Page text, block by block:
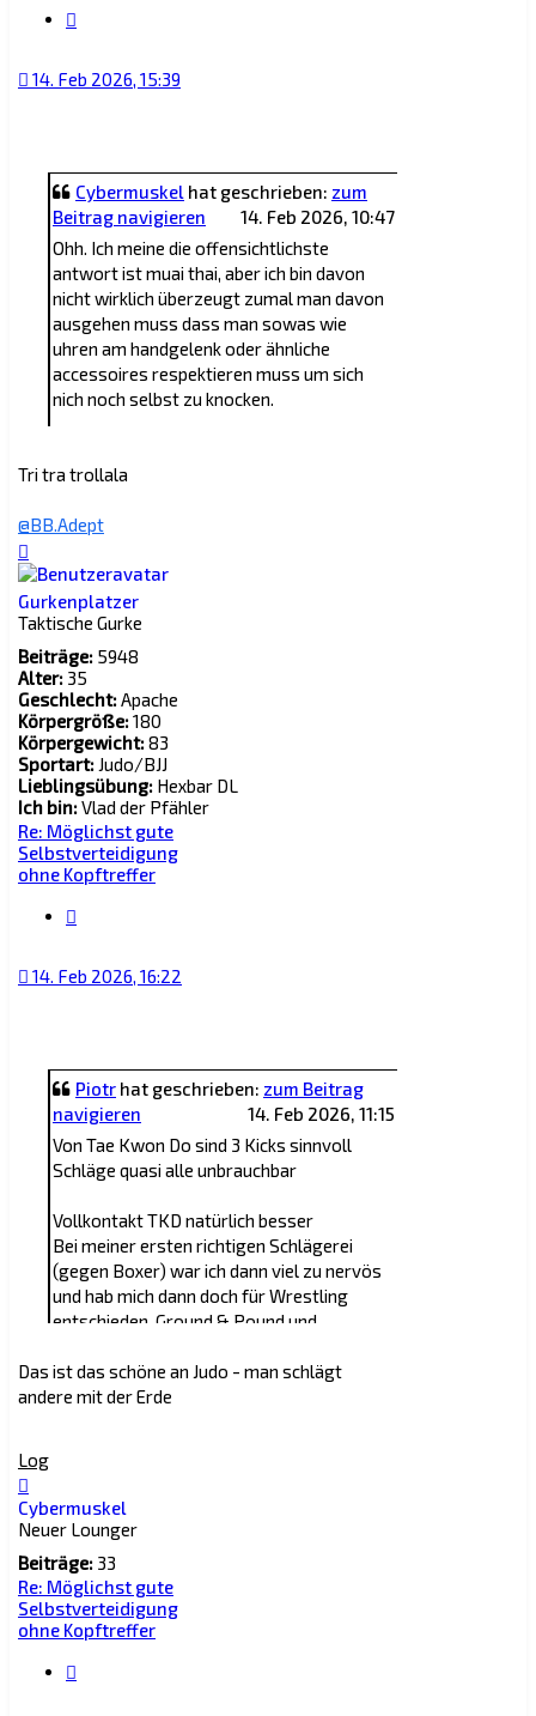
14. Feb 2026, 15:39
Cybermuskel hat geschrieben: zum
Beitrag navigieren
14. Feb 2026, 10:47
Ohh. Ich meine die offensichtlichste
antwort ist muai thai, aber ich bin davon
nicht wirklich überzeugt zumal man davon
ausgehen muss dass man sowas wie
uhren am handgelenk oder ähnliche
accessoires respektieren muss um sich
nich noch selbst zu knocken.
die hätte eskalieren können. Ich hatte dort
vertraut. Das Ergebnis war interessant.
bein nach vorne in ca. 30 grad zum
kontrahenten zu halten, der stand war
nicht voll aufrecht und ich hielt immer den
blick auf sein rechtes Knie. Auf instinkte zu
vertrauen hat mir auch schon 2 kleine
pokerturniere gewonnen, ist manchmal
echt interessant, was da für strategien
rauskommen.
Tri tra trollala
@BB.Adept
oben
Gurkenplatzer
Taktische Gurke
Beiträge: 5948
Alter: 35
Geschlecht:Apache
Körpergröße:180
Körpergewicht:83
Sportart: Judo/BJJ
Lieblingsübung: Hexbar DL
Ich bin:Vlad der Pfähler
Re: Möglichst gute
Selbstverteidigung
ohne Kopftreffer
14. Feb 2026, 16:22
Piotr hat geschrieben: zum Beitrag
navigieren
14. Feb 2026, 11:15
Von Tae Kwon Do sind 3 Kicks sinnvoll
Schläge quasi alle unbrauchbar
Vollkontakt TKD natürlich besser
Bei meiner ersten richtigen Schlägerei
(gegen Boxer) war ich dann viel zu nervös
und hab mich dann doch für Wrestling
entschieden, Ground & Pound und
Das ist das schöne an Judo - man schlägt
andere mit der Erde
Log
oben
Cybermuskel
Neuer Lounger
Beiträge: 33
Re: Möglichst gute
Selbstverteidigung
ohne Kopftreffer